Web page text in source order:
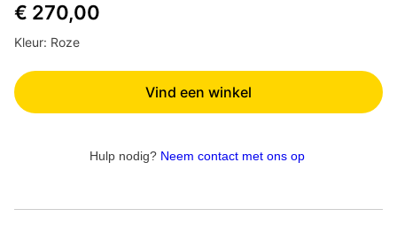
€ 270,00
Kleur: Roze
Vind een winkel
Hulp nodig? Neem contact met ons op